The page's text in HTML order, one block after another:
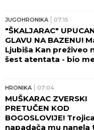
"Zapomagala je na
(FOTO, VIDEO)
JUGOHRONIKA 07:15
"ŠKALJARAC"
GLAVU NA BAZENU!
Ljubiša Kan preživeo
šest atentata - bio
tinejdžer!
HRONIKA 07:04
MUŠKARAC ZVERSKI
PRETUČEN KOD
BOGOSLOVIJE! Trojica
napadača mu nanela